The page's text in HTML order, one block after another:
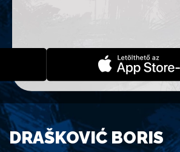
DRAŠKOVIĆ BORIS